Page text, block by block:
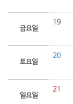
금요일
19
토요일
20
일요일
21